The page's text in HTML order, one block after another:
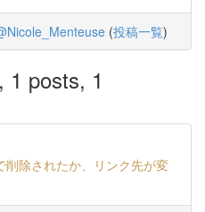
(投稿一覧)
1 posts, 1
削除されたか、リンク先が変